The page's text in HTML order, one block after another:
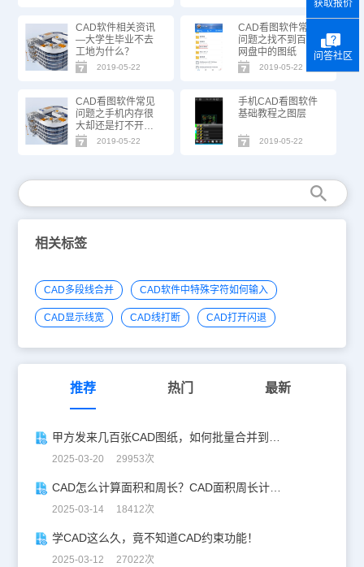
CAD软件相关资讯
—大学生毕业不去
工地为什么？
2019-05-22
CAD看图软件常见
问题之找不到百度
网盘中的图纸
2019-05-22
CAD看图软件常见
问题之手机内存很
大却还是打不开图
纸
2019-05-22
手机CAD看图软件
基础教程之图层
2019-05-22
相关标签
CAD多段线合并 CAD软件中特殊字符如何输入
CAD显示线宽 CAD线打断 CAD打开闪退
推荐 热门 最新
甲方发来几百张CAD图纸，如何批量合并到一张设计图中？
2025-03-20 29953次
CAD怎么计算面积和周长？CAD面积周长计算全攻略
2025-03-14 18412次
学CAD这么久，竟不知道CAD约束功能！
2025-03-12 27022次
获取报价
问答社区